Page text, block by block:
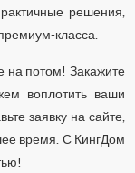
решения,
класса.
на потом! Закажите
воплотить ваши
заявку на сайте,
время. С КингДом